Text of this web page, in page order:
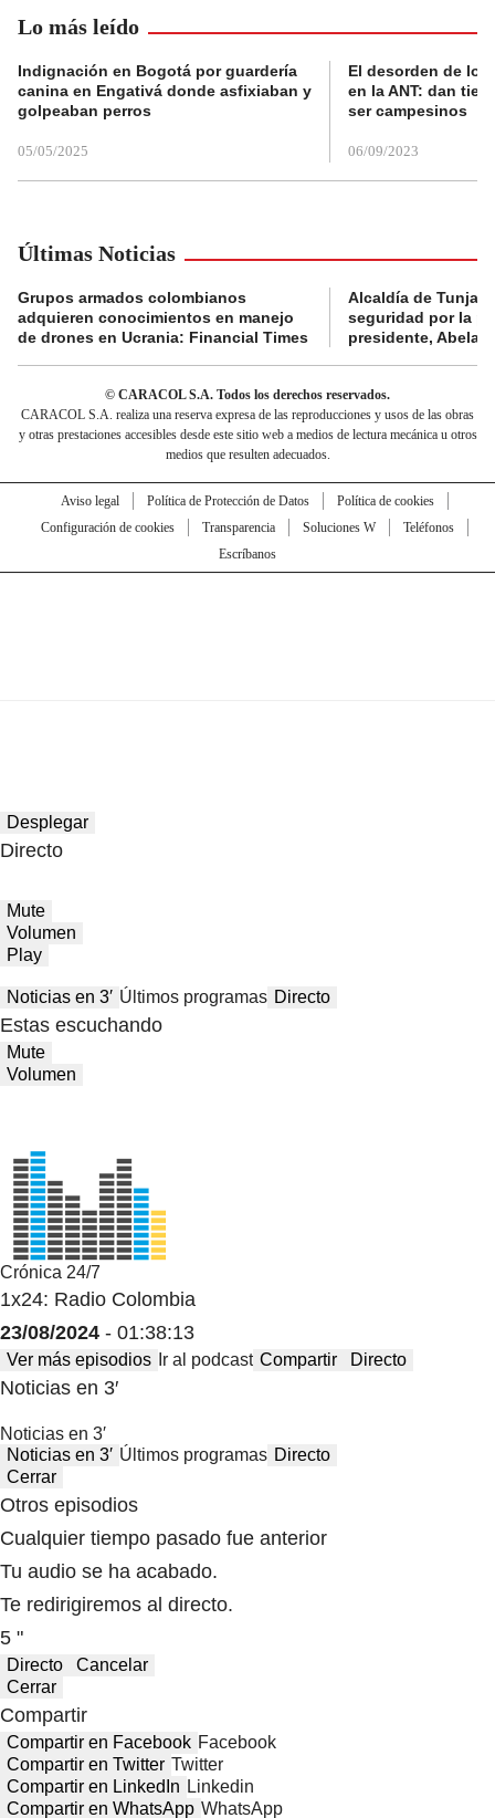
Lo más leído
Indignación en Bogotá por guardería
canina en Engativá donde asfixiaban y
golpeaban perros
05/05/2025
El desorden de
en la ANT: dan
ser campesinos
06/09/2023
Últimas Noticias
Grupos armados colombianos
adquieren conocimientos en manejo
de drones en Ucrania: Financial Times
Alcaldía de Tunja
seguridad por la
presidente,
© CARACOL S.A. Todos los derechos reservados.
CARACOL S.A. realiza una reserva expresa de las reproducciones y usos de las obras
y otras prestaciones accesibles desde este sitio web a medios de lectura mecánica u otros
medios que resulten adecuados.
Aviso legal Política de Protección de Datos
Política de cookies
Configuración de cookies
Transparencia Soluciones W
Teléfonos
Escríbanos
Desplegar
Directo
Mute
Volumen
Play
Noticias en 3′ Últimos programas Directo
Estas escuchando
Mute
Volumen
Crónica 24/7
1x24: Radio Colombia
23/08/2024 - 01:38:13
Ver más episodios Ir al podcast Compartir Directo
Noticias en 3′
Noticias en 3′
Noticias en 3′ Últimos programas Directo
Cerrar
Otros episodios
Cualquier tiempo pasado fue anterior
Tu audio se ha acabado.
Te redirigiremos al directo.
5 "
Directo
Cancelar
Cerrar
Compartir
Compartir en Facebook Facebook
Compartir en Twitter Twitter
Compartir en LinkedIn Linkedin
Compartir en WhatsApp WhatsApp